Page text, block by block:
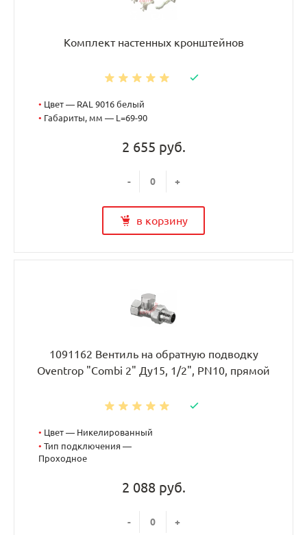
Комплект настенных кронштейнов
• Цвет — RAL 9016 белый
• Габариты, мм — L=69-90
2 655 руб.
- +
в корзину
1091162 Вентиль на обратную подводку
Oventrop "Combi 2" Ду15, 1/2", PN10, прямой
• Цвет — Никелированный
• Тип подключения —
Проходное
2 088 руб.
- +